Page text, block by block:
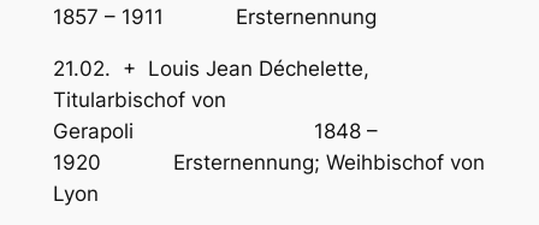
1857 – 1911 Ersternennung
21.02. + Louis Jean Déchelette,
Titularbischof von
Gerapoli 1848 –
1920 Ersternennung; Weihbischof von
Lyon